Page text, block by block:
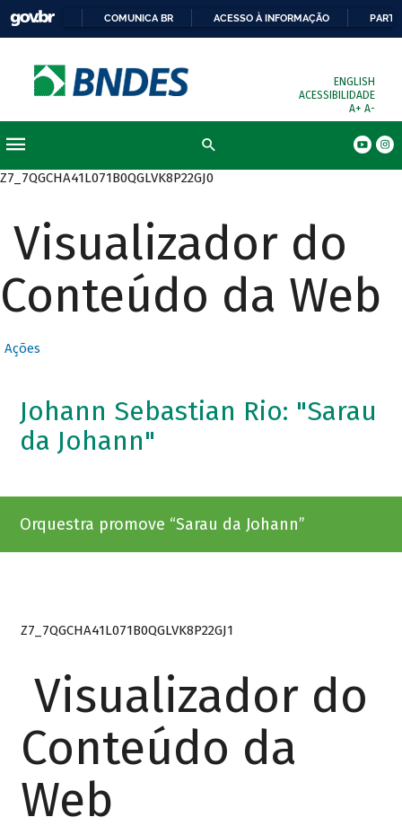
COMUNICA BR ACESSO À INFORMAÇÃO
ENGLISH
ACESSIBILIDADE
A+ A-
Z7_7QGCHA41L071B0QGLVK8P22GJ0
Visualizador do
Conteúdo da Web
Ações
Johann Sebastian Rio: "Sarau
da Johann"
Orquestra promove “Sarau da Johann”
Z7_7QGCHA41L071B0QGLVK8P22GJ1
Visualizador do
Conteúdo da
Web